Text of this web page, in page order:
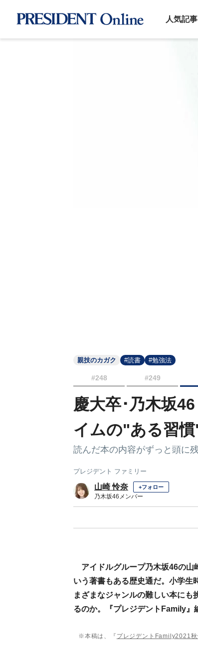
人気記事
親技のカガク #読書 #勉強法
#248 #249
慶大卒･乃木坂
イムの"ある習
読んだ本の内容がずっと頭に
プレジデント ファミリー
山崎 怜奈 +フォロー
乃木坂46メンバー
アイドルグループ乃木坂46の山
いう著書もある歴史通だ。小学生
まざまなジャンルの難しい本に
るのか。『プレジデントFamily
※本稿は、『 プレジデントFamily2021秋